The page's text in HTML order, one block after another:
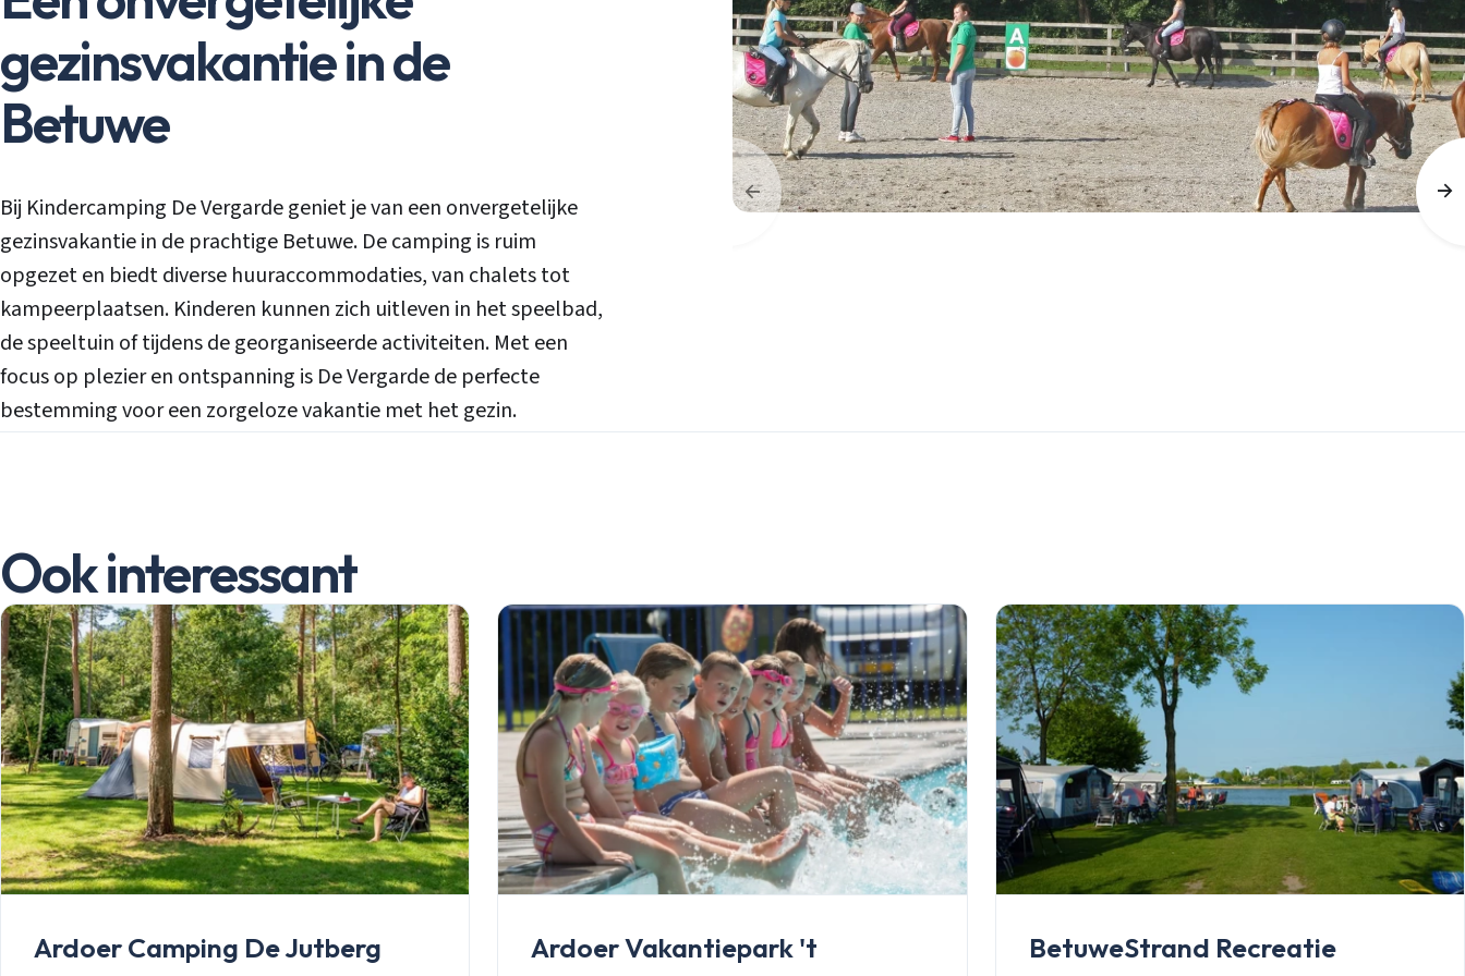
Contact
gezinsvakantie in de
Betuwe
Bij Kindercamping De Vergarde geniet je van een onvergetelijke
gezinsvakantie in de prachtige Betuwe. De camping is ruim
opgezet en biedt diverse huuraccommodaties, van chalets tot
kampeerplaatsen. Kinderen kunnen zich uitleven in het speelbad,
de speeltuin of tijdens de georganiseerde activiteiten. Met een
focus op plezier en ontspanning is De Vergarde de perfecte
bestemming voor een zorgeloze vakantie met het gezin.
Ook interessant
Ardoer Camping De Jutberg
Ardoer Vakantiepark 't
BetuweStrand Recreatie
Inloggen
Email